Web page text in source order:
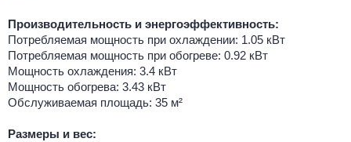
Производительность и энергоэффективность:
Потребляемая мощность при охлаждении: 1.05 кВт
Потребляемая мощность при обогреве: 0.92 кВт
Мощность охлаждения: 3.4 кВт
Мощность обогрева: 3.43 кВт
Обслуживаемая площадь: 35 м²
Размеры и вес: